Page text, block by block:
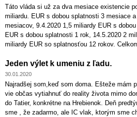
Táto vláda si už za dva mesiace existencie
miliardu. EUR s dobou splatnosti 3 mesiace
mesiacov, 9.4.2020 1,5 miliardy EUR s
EUR s dobou splatnosti 1 rok, 14.5.2020 2
miliardy EUR so splatnosťou 12 rokov.
Jeden výlet k umeniu z ľadu.
30.01.2020
Najradšej som,keď som doma. Ešteže mám
vie občas vytiahnuť do reality života mimo
do Tatier, konkrétne na Hrebienok. Deň
sme , že zadarmo, ale IC vlak, ktorým sme